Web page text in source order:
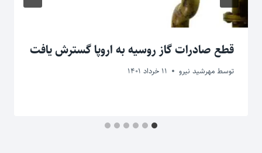
قطع صادرات گاز روسیه به اروپا گسترش یافت
توسط مهرشید نیرو 11 خرداد 1401